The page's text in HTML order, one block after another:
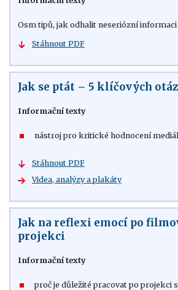
Osm tipů, jak odhalit neseriózní informaci
Stáhnout PDF
Jak se ptát – 5 klíčových
Informační texty
nástroj pro kritické hodnocení
Stáhnout PDF
Videa, analýzy a plakáty
Jak na reflexi emocí po
projekci
Informační texty
proč je důležité pracovat po projekci